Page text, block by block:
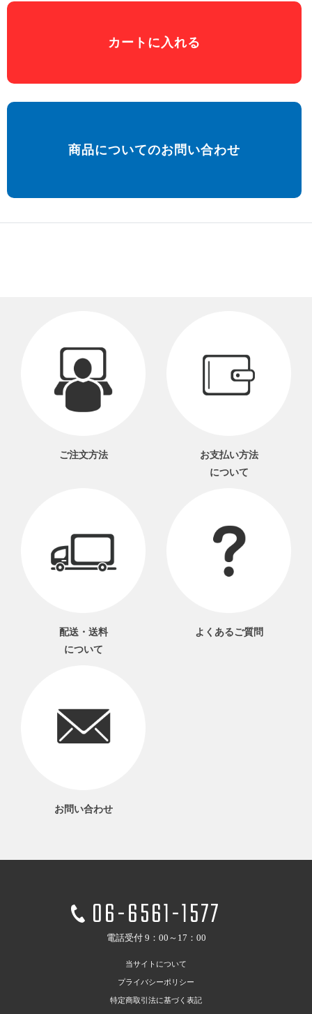
カートに入れる
商品についてのお問い合わせ
ご注文方法
お支払い方法
について
配送・送料
について
よくあるご質問
お問い合わせ
06-6561-1577
電話受付 9：00～17：00
当サイトについて
プライバシーポリシー
特定商取引法に基づく表記